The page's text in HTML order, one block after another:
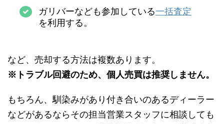
ガリバーなども参加している一括査定
を利用する。
など、売却する方法は複数あります。
※トラブル回避のため、個人売買は推奨しません。
もちろん、馴染みがあり付き合いのあるディーラー
などがあるならその担当営業スタッフに相談しても